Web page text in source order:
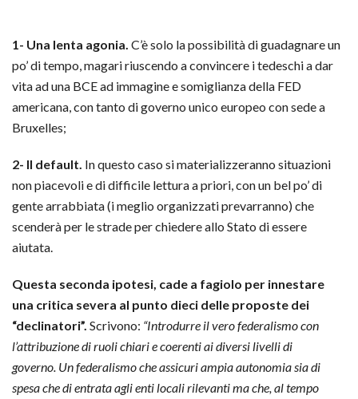
1- Una lenta agonia. C’è solo la possibilità di guadagnare un
po’ di tempo, magari riuscendo a convincere i tedeschi a dar
vita ad una BCE ad immagine e somiglianza della FED
americana, con tanto di governo unico europeo con sede a
Bruxelles;
2- Il default. In questo caso si materializzeranno situazioni
non piacevoli e di difficile lettura a priori, con un bel po’ di
gente arrabbiata (i meglio organizzati prevarranno) che
scenderà per le strade per chiedere allo Stato di essere
aiutata.
Questa seconda ipotesi, cade a fagiolo per innestare
una critica severa al punto dieci delle proposte dei
“declinatori”. Scrivono: “Introdurre il vero federalismo con
l’attribuzione di ruoli chiari e coerenti ai diversi livelli di
governo. Un federalismo che assicuri ampia autonomia sia di
spesa che di entrata agli enti locali rilevanti ma che, al tempo